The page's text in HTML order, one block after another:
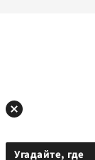
Угадайте, где